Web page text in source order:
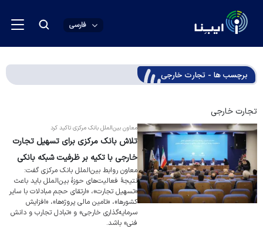
فارسی
برچسب ها - تجارت خارجی
تجارت خارجی
معاون بین‌الملل بانک مرکزی تاکید کرد
تلاش بانک مرکزی برای تسهیل تجارت
خارجی با تکیه بر ظرفیت شبکه بانکی
معاون روابط بین‌الملل بانک مرکزی گفت:
نتیجۀ فعالیت‌های حوزۀ بین‌الملل باید باعث
«تسهیل تجارت»، «ارتقای حجم مبادلات با سایر
کشورها»، «تامین مالی پروژه‌ها»، «افزایش
سرمایه‌گذاری خارجی» و «تبادل تجارب و دانش
فنی» باشد.